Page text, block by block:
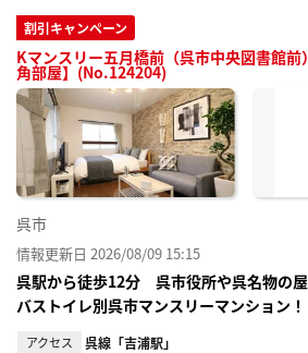
割引キャンペーン
Kマンスリー五月橋前（呉市中央図書館前
角部屋】(No.124204)
呉市
情報更新日 2026/08/09 15:15
呉駅から徒歩12分 呉市役所や呉名物の屋
バストイレ別呉市マンスリーマンション！
アクセス 呉線「吉浦駅」